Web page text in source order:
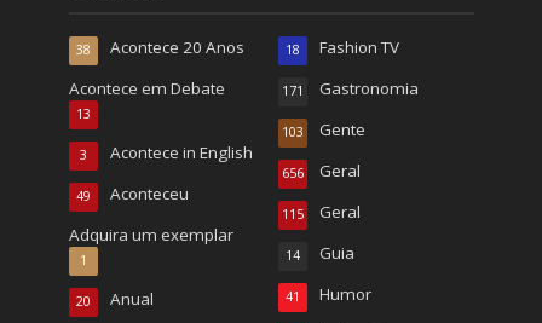
Acontece 20 Anos
38
Acontece em Debate
13
Acontece in English
3
Aconteceu
49
Adquira um exemplar
1
Anual
20
Fashion TV
18
Gastronomia
171
Gente
103
Geral
656
Geral
115
Guia
14
Humor
41